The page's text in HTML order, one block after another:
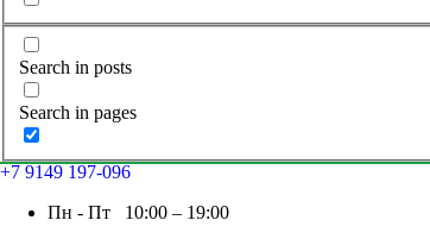
Search in posts
Search in pages
+7 9149 197-096
Пн - Пт 10:00 – 19:00